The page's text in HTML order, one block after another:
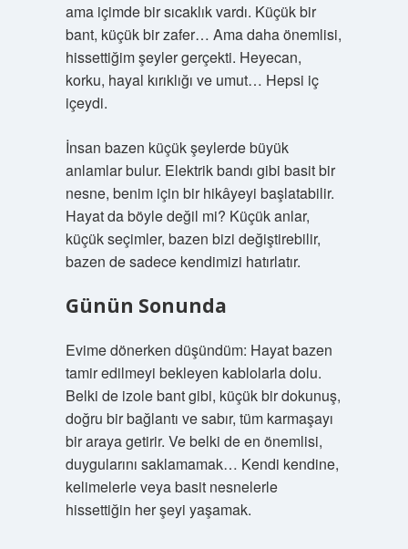
ama içimde bir sıcaklık vardı. Küçük bir
bant, küçük bir zafer… Ama daha önemlisi,
hissettiğim şeyler gerçekti. Heyecan,
korku, hayal kırıklığı ve umut… Hepsi iç
içeydi.
İnsan bazen küçük şeylerde büyük
anlamlar bulur. Elektrik bandı gibi basit bir
nesne, benim için bir hikâyeyi başlatabilir.
Hayat da böyle değil mi? Küçük anlar,
küçük seçimler, bazen bizi değiştirebilir,
bazen de sadece kendimizi hatırlatır.
Günün Sonunda
Evime dönerken düşündüm: Hayat bazen
tamir edilmeyi bekleyen kablolarla dolu.
Belki de izole bant gibi, küçük bir dokunuş,
doğru bir bağlantı ve sabır, tüm karmaşayı
bir araya getirir. Ve belki de en önemlisi,
duygularını saklamamak… Kendi kendine,
kelimelerle veya basit nesnelerle
hissettiğin her şeyi yaşamak.